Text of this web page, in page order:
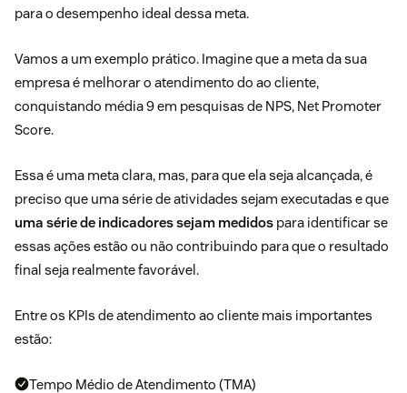
para o desempenho ideal dessa meta.
Vamos a um exemplo prático. Imagine que a meta da sua
empresa é melhorar o atendimento do ao cliente,
conquistando média 9 em pesquisas de NPS, Net Promoter
Score.
Essa é uma meta clara, mas, para que ela seja alcançada, é
preciso que uma série de atividades sejam executadas e que
uma série de indicadores sejam medidos para identificar se
essas ações estão ou não contribuindo para que o resultado
final seja realmente favorável.
Entre os KPIs de atendimento ao cliente mais importantes
estão:
Tempo Médio de Atendimento (TMA)